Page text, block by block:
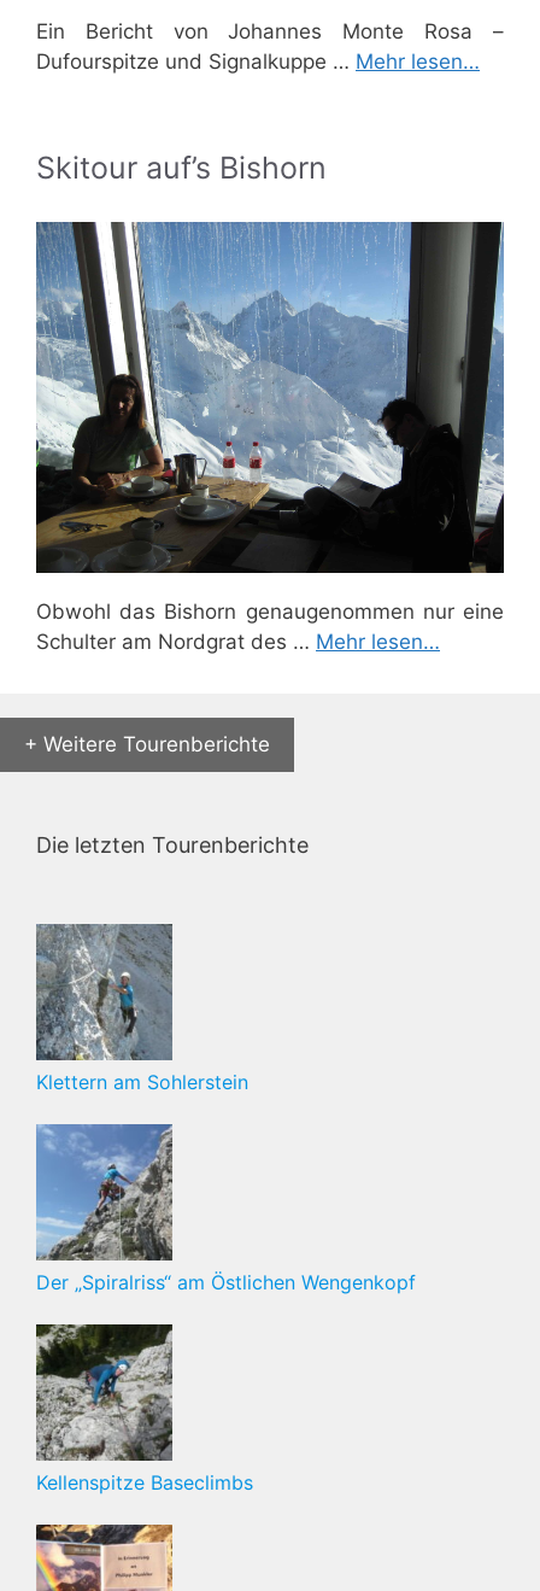
Ein Bericht von Johannes Monte Rosa –
Dufourspitze und Signalkuppe … Mehr lesen…
Skitour auf’s Bishorn
Obwohl das Bishorn genaugenommen nur eine
Schulter am Nordgrat des … Mehr lesen…
+ Weitere Tourenberichte
Die letzten Tourenberichte
Klettern am Sohlerstein
Der „Spiralriss“ am Östlichen Wengenkopf
Kellenspitze Baseclimbs